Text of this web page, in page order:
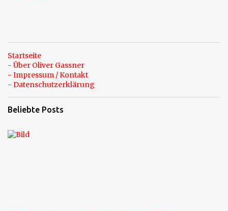
Startseite
- Über Oliver Gassner
- Impressum / Kontakt
- Datenschutzerklärung
Beliebte Posts